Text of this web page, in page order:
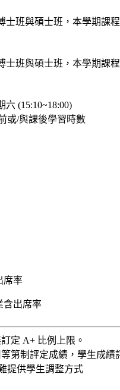
士班與碩士班，本學期課
士班與碩士班，本學期課
六 (15:10~18:00)
或/與課後學習時數
席率
含出席率
定 A+ 比例上限。
第制評定成績，學生成
提供學生調整方式